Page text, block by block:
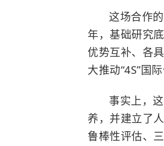
这场合作
年，基础研究
优势互补、各
大推动“4S”国
事实上，
养，并建立了
鲁棒性评估、